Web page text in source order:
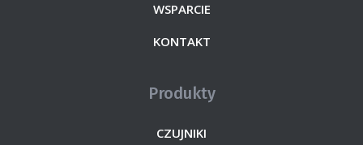
WSPARCIE
KONTAKT
Produkty
CZUJNIKI